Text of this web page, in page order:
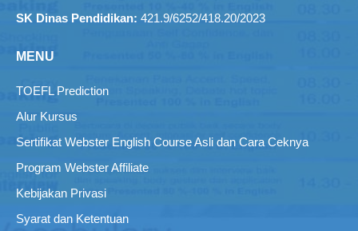
SK Dinas Pendidikan: 421.9/6252/418.20/2023
MENU
TOEFL Prediction
Alur Kursus
Sertifikat Webster English Course Asli dan Cara Ceknya
Program Webster Affiliate
Kebijakan Privasi
Syarat dan Ketentuan